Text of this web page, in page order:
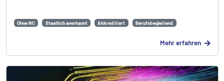
Ohne NC Staatlich anerkannt Akkreditiert Berufsbegleitend
Mehr erfahren